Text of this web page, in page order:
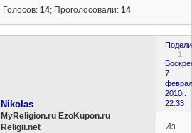
Голосов:14; Проголосовали:14
1
7
2010г.
22:33
Nikolas
MyReligion.ru EzoKupon.ru
Religii.net
Из